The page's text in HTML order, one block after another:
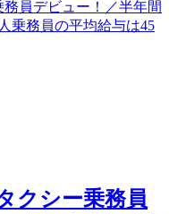
クシー乗務員